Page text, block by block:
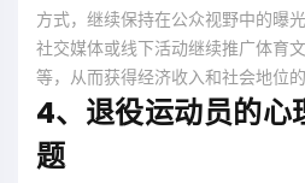
方式，继续保持在公众视野中的曝
社交媒体或线下活动继续推广体育
等，从而获得经济收入和社会地位的
4、退役运动员的心
题